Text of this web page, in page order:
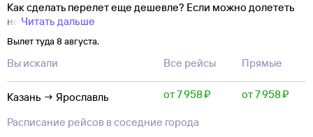
Как сделать перелет еще дешевле? Если можно долететь
на Читать дальше
Вылет туда 8 августа.
Вы искали Все рейсы Прямые
Казань → Ярославль от 7 ⁠958 ⁠₽ от 7 ⁠958 ⁠₽
Расписание рейсов в соседние города